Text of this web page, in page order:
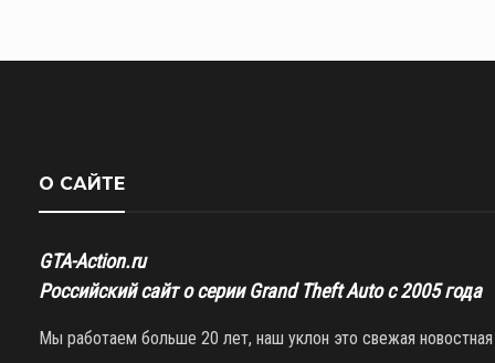
О САЙТЕ
GTA-Action.ru
Российский сайт о серии Grand Theft Auto с 2005 года
Мы работаем больше 20 лет, наш уклон это свежая новостная